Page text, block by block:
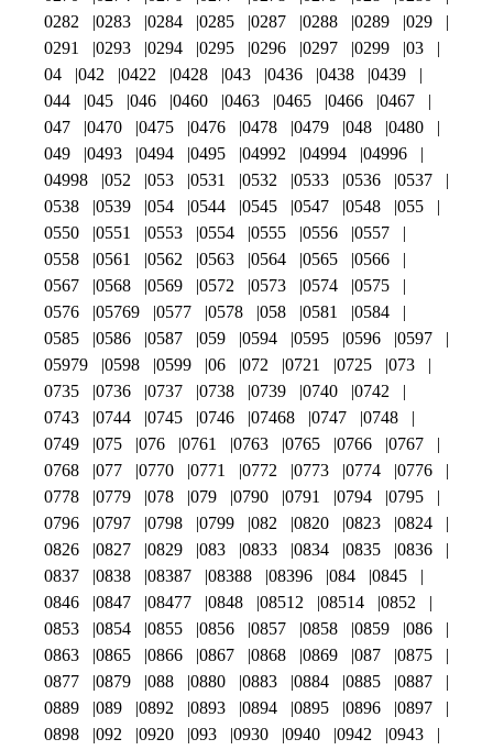
0282
0283 0284 0285 0287 0288 0289
029
0291
0293 0294 0295 0296 0297 0299
03
04
042 0422 0428 043 0436 0438
0439
044
045 046 0460 0463 0465 0466
0467
047
0470 0475 0476 0478 0479 048
0480
049
0493 0494 0495 04992 04994
04996
04998
052 053 0531 0532 0533 0536
0537
0538
0539 054 0544 0545 0547 0548
055
0550
0551 0553 0554 0555 0556
0557
0558
0561 0562 0563 0564 0565
0566
0567
0568 0569 0572 0573 0574
0575
0576
05769 0577 0578 058 0581
0584
0585
0586 0587 059 0594 0595 0596
0597
05979
0598 0599 06 072 0721 0725
073
0735
0736 0737 0738 0739 0740
0742
0743
0744 0745 0746 07468 0747
0748
0749
075 076 0761 0763 0765 0766
0767
0768
077 0770 0771 0772 0773 0774
0776
0778
0779 078 079 0790 0791 0794
0795
0796
0797 0798 0799 082 0820 0823
0824
0826
0827 0829 083 0833 0834 0835
0836
0837
0838 08387 08388 08396 084
0845
0846
0847 08477 0848 08512 08514
0852
0853
0854 0855 0856 0857 0858 0859
086
0863
0865 0866 0867 0868 0869 087
0875
0877
0879 088 0880 0883 0884 0885
0887
0889
089 0892 0893 0894 0895 0896
0897
0898
092 0920 093 0930 0940 0942
0943